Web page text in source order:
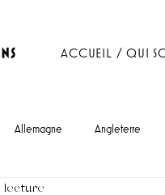
ACCUEIL / QUI
Allemagne Angleterre
lecture